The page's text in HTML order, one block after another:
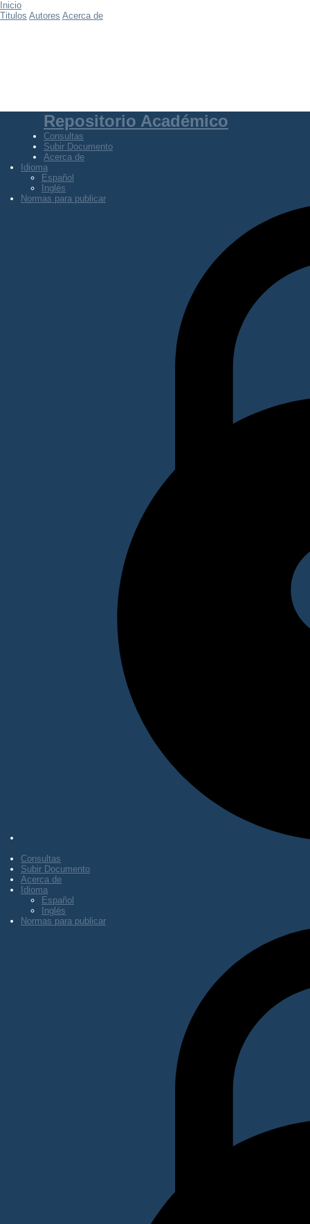
Inicio
Titulos Autores Acerca de
Repositorio Académico
Consultas
Subir Documento
Acerca de
Idioma
Español
Inglés
Normas para publicar
Consultas
Subir Documento
Acerca de
Idioma
Español
Inglés
Normas para publicar